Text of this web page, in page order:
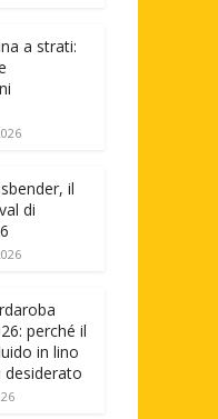
a strati:
il
di
perché il
in lino
desiderato